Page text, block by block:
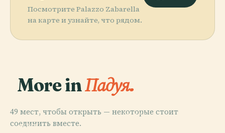
Посмотрите Palazzo Zabarella
на карте и узнайте, что рядом.
More inПадуя.
49 мест, чтобы открыть — некоторые стоит
соединить вместе.
PLACE
PLACE
PLACE
PLACE